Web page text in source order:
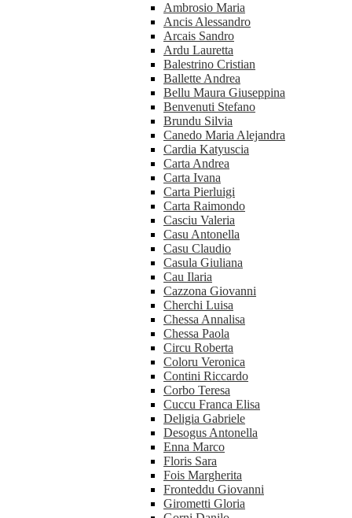
Ambrosio Maria
Ancis Alessandro
Arcais Sandro
Ardu Lauretta
Balestrino Cristian
Ballette Andrea
Bellu Maura Giuseppina
Benvenuti Stefano
Brundu Silvia
Canedo Maria Alejandra
Cardia Katyuscia
Carta Andrea
Carta Ivana
Carta Pierluigi
Carta Raimondo
Casciu Valeria
Casu Antonella
Casu Claudio
Casula Giuliana
Cau Ilaria
Cazzona Giovanni
Cherchi Luisa
Chessa Annalisa
Chessa Paola
Circu Roberta
Coloru Veronica
Contini Riccardo
Corbo Teresa
Cuccu Franca Elisa
Deligia Gabriele
Desogus Antonella
Enna Marco
Floris Sara
Fois Margherita
Fronteddu Giovanni
Girometti Gloria